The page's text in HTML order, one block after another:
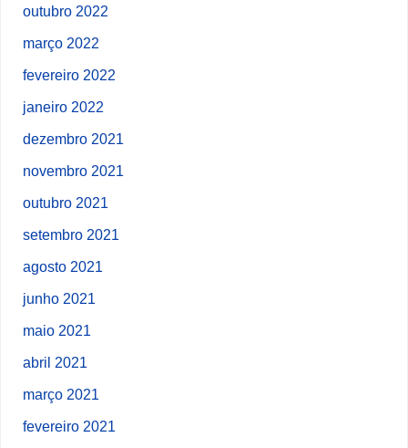
outubro 2022
março 2022
fevereiro 2022
janeiro 2022
dezembro 2021
novembro 2021
outubro 2021
setembro 2021
agosto 2021
junho 2021
maio 2021
abril 2021
março 2021
fevereiro 2021